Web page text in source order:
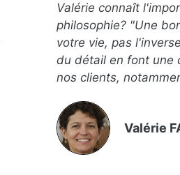
Valérie connaît
philosophie? "Une
votre vie, pas
du détail en font une
nos clients,
Valérie